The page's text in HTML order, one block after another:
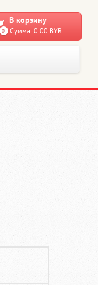
В корзину
0 Сумма: 0.00 BYR